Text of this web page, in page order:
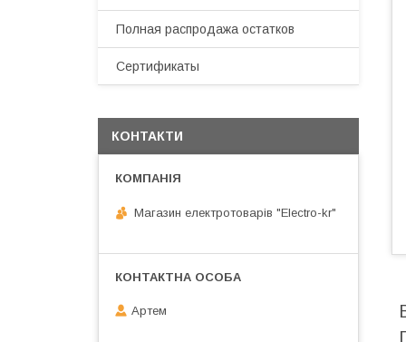
Полная распродажа остатков
Сертификаты
КОНТАКТИ
Магазин електротоварів "Electro-kr"
Артем